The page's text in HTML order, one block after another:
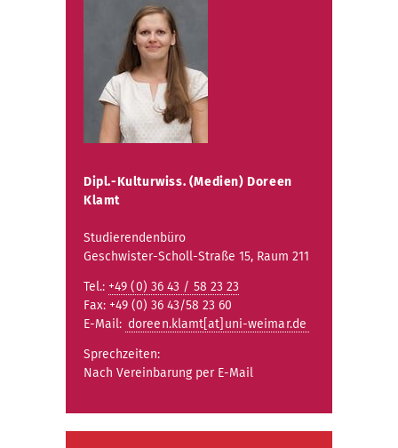
Dipl.-Kulturwiss. (Medien) Doreen
Klamt
Studierendenbüro
Geschwister-Scholl-Straße 15, Raum 211
Tel.: +49 (0) 36 43 / 58 23 23
Fax: +49 (0) 36 43/58 23 60
E-Mail: doreen.klamt[at]uni-weimar.de
Sprechzeiten:
Nach Vereinbarung per E-Mail